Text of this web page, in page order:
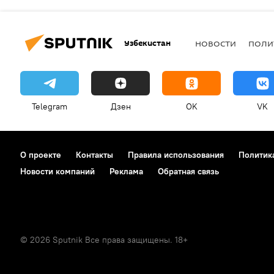
Узбекистан НОВОСТИ
Telegram Дзен OK VK
О проекте Контакты Правила использования
Новости компаний
Реклама Обратная связь
© 2026 Sputnik Все права защищены. 18+